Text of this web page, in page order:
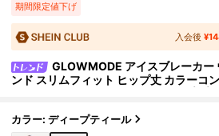
期間限定値下げ
入会後
GLOWMODE アイスブレーカー
ンド スリムフィット ヒップ丈 カラーコ
ルウェア
カラー: ディープティール